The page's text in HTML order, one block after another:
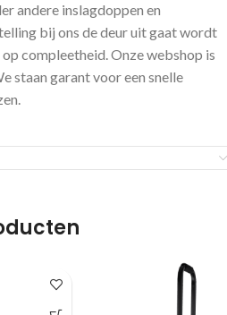
andere inslagdoppen en
bij ons de deur uit gaat wordt
compleetheid. Onze webshop is
staan garant voor een snelle